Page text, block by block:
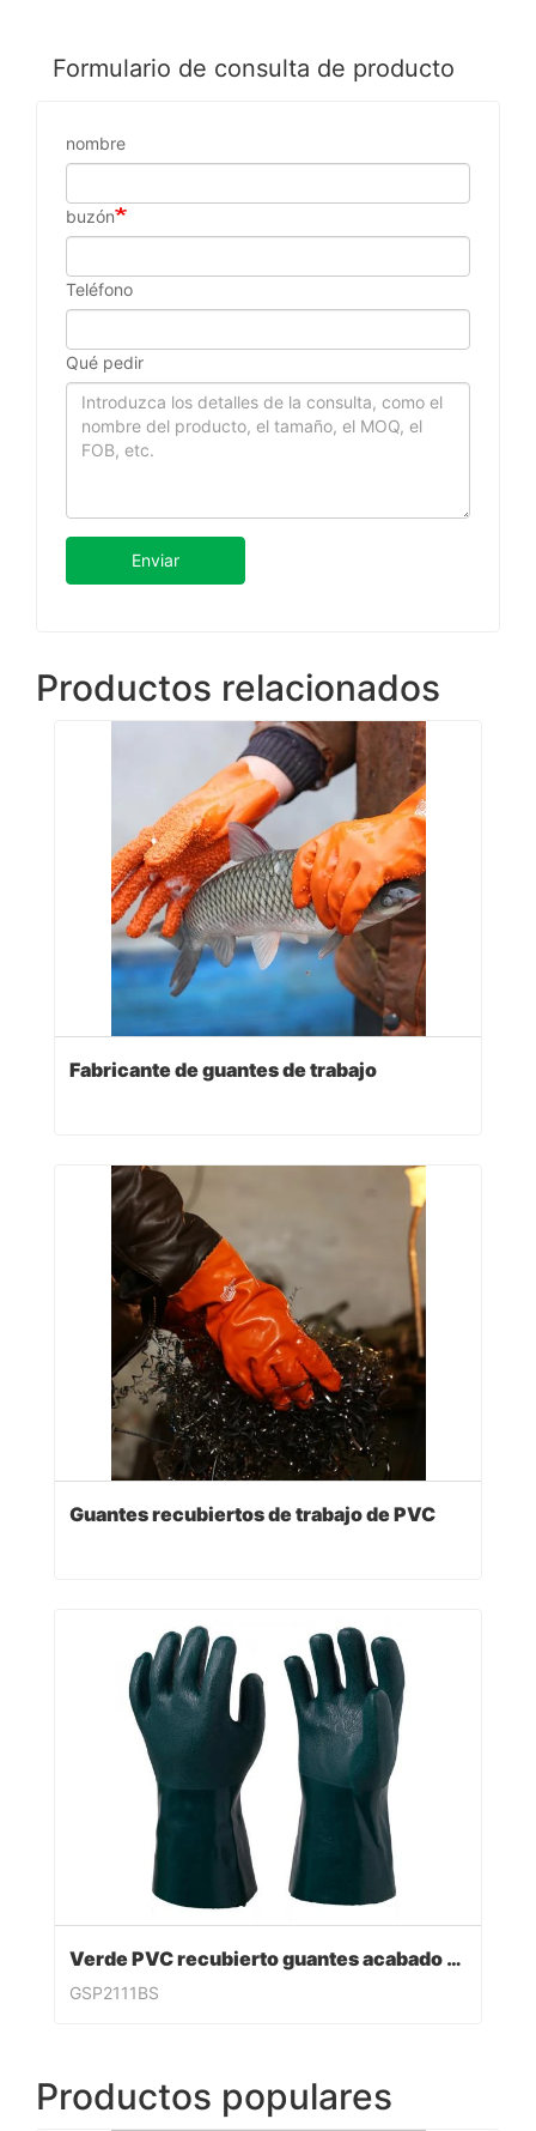
Formulario de consulta de producto
nombre
buzón
Teléfono
Qué pedir
Enviar
Productos relacionados
Fabricante de guantes de trabajo
Guantes recubiertos de trabajo de PVC
Verde PVC recubierto guantes acabado sandy
GSP2111BS
Productos populares